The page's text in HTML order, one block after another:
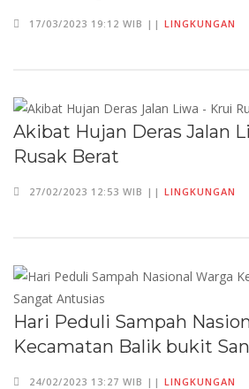
17/03/2023 19:12 WIB || LINGKUNGAN
Akibat Hujan Deras Jalan
Rusak Berat
27/02/2023 12:53 WIB || LINGKUNGAN
Hari Peduli Sampah
Kecamatan Balik bukit
24/02/2023 13:27 WIB || LINGKUNGAN